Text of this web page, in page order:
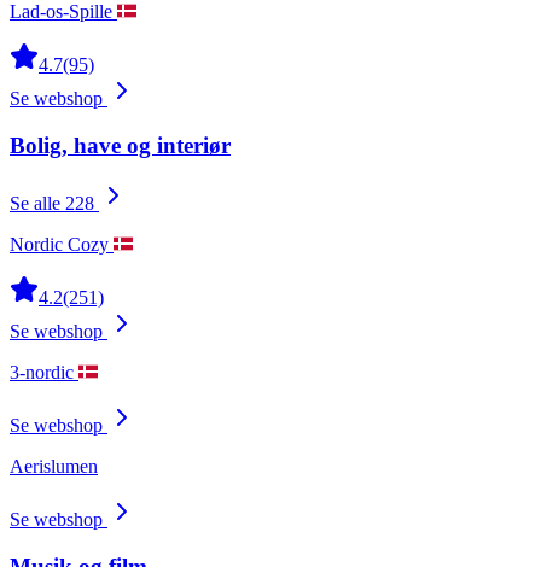
Lad-os-Spille
4.7(95)
Se webshop
Bolig, have og interiør
Se alle 228
Nordic Cozy
4.2(251)
Se webshop
3-nordic
Se webshop
Aerislumen
Se webshop